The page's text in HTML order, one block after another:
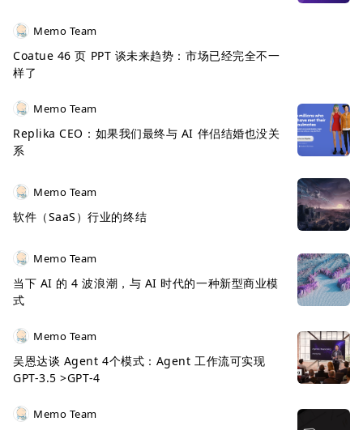
Memo Team
Coatue 46 页 PPT 谈未来趋势：市场已经完全不一
样了
Memo Team
Replika CEO：如果我们最终与 AI 伴侣结婚也没关
系
Memo Team
软件（SaaS）行业的终结
Memo Team
当下 AI 的 4 波浪潮，与 AI 时代的一种新型商业模
式
Memo Team
吴恩达谈 Agent 4个模式：Agent 工作流可实现
GPT-3.5 >GPT-4
Memo Team